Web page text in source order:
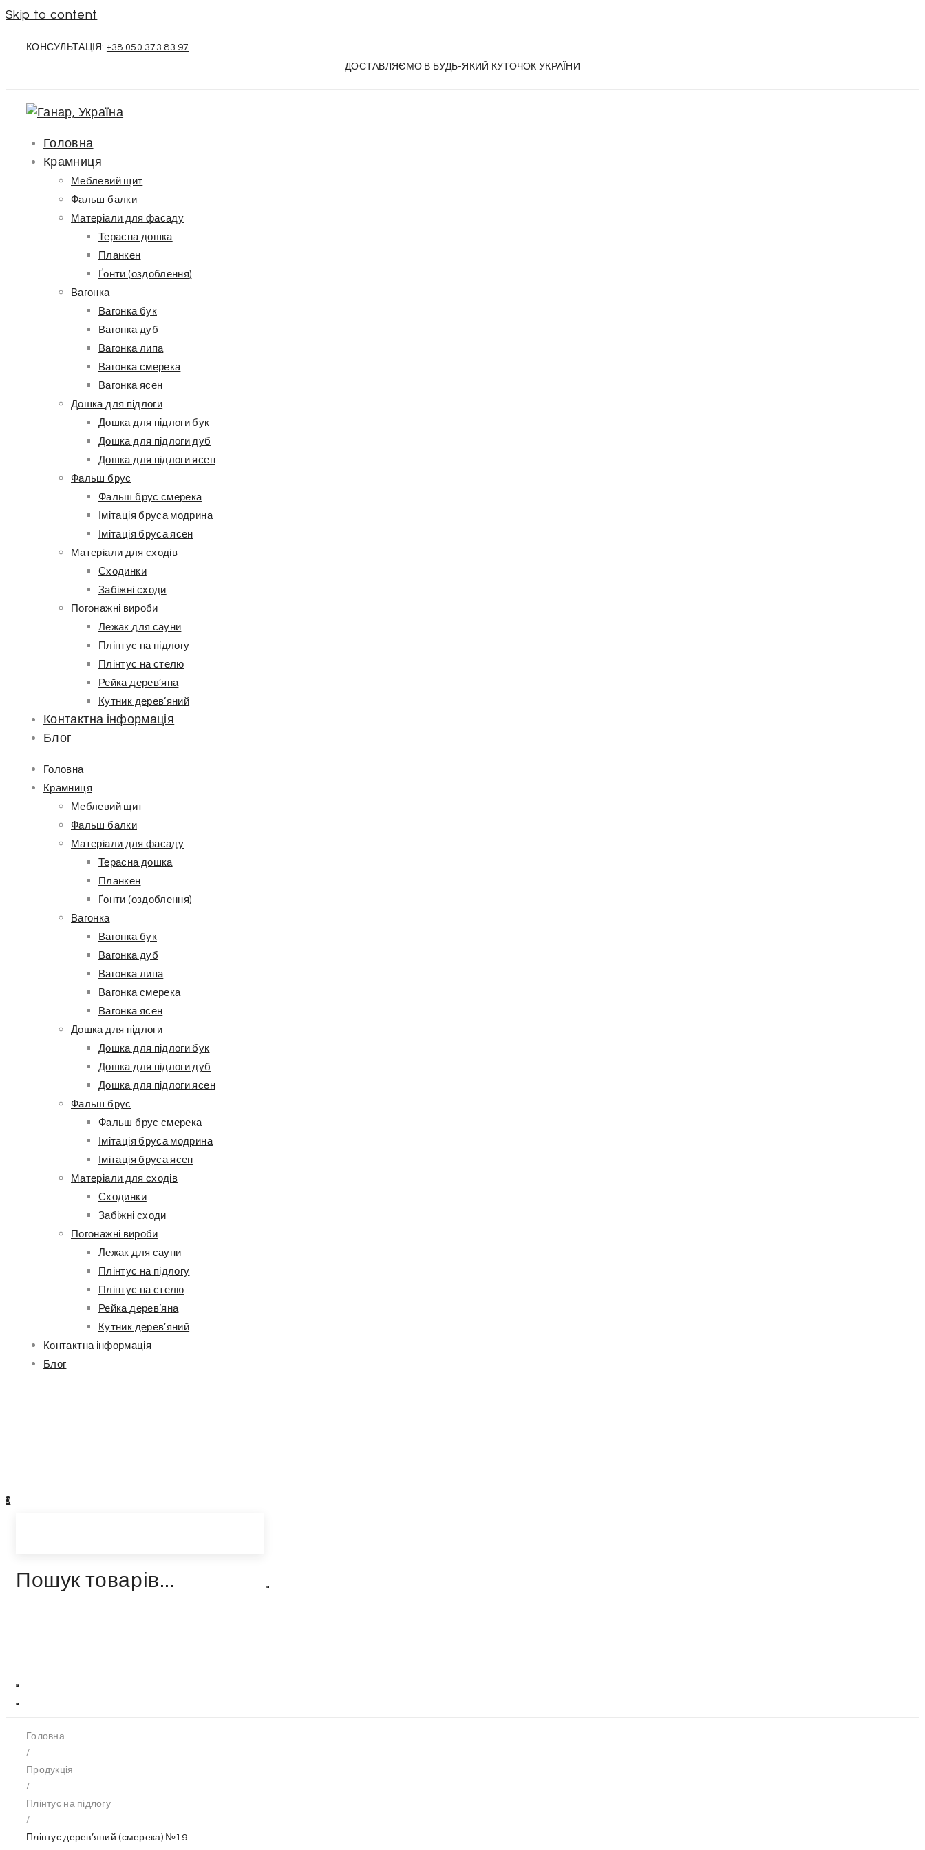
Skip to content
КОНСУЛЬТАЦІЯ: +38 050 373 83 97
ДОСТАВЛЯЄМО В БУДЬ-ЯКИЙ КУТОЧОК УКРАЇНИ
Головна
Крамниця
Меблевий щит
Фальш балки
Матеріали для фасаду
Терасна дошка
Планкен
Ґонти (оздоблення)
Вагонка
Вагонка бук
Вагонка дуб
Вагонка липа
Вагонка смерека
Вагонка ясен
Дошка для підлоги
Дошка для підлоги бук
Дошка для підлоги дуб
Дошка для підлоги ясен
Фальш брус
Фальш брус смерека
Імітація бруса модрина
Імітація бруса ясен
Матеріали для сходів
Сходинки
Забіжні сходи
Погонажні вироби
Лежак для сауни
Плінтус на підлогу
Плінтус на стелю
Рейка дерев’яна
Кутник дерев’яний
Контактна інформація
Блог
Головна
Крамниця
Меблевий щит
Фальш балки
Матеріали для фасаду
Терасна дошка
Планкен
Ґонти (оздоблення)
Вагонка
Вагонка бук
Вагонка дуб
Вагонка липа
Вагонка смерека
Вагонка ясен
Дошка для підлоги
Дошка для підлоги бук
Дошка для підлоги дуб
Дошка для підлоги ясен
Фальш брус
Фальш брус смерека
Імітація бруса модрина
Імітація бруса ясен
Матеріали для сходів
Сходинки
Забіжні сходи
Погонажні вироби
Лежак для сауни
Плінтус на підлогу
Плінтус на стелю
Рейка дерев’яна
Кутник дерев’яний
Контактна інформація
Блог
0
Головна
/
Продукція
/
Плінтус на підлогу
/
Плінтус дерев’яний (смерека) №19